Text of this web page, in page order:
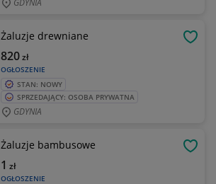
GDYNIA
Żaluzje drewniane
OGŁOSZENIE
820zł
STAN: NOWY
SPRZEDAJĄCY: OSOBA PRYWATNA
GDYNIA
Żaluzje bambusowe
OGŁOSZENIE
1 zł